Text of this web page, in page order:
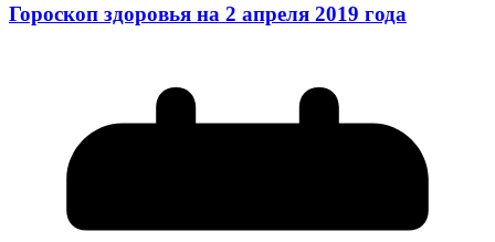
Гороскоп здоровья на 2 апреля 2019 года